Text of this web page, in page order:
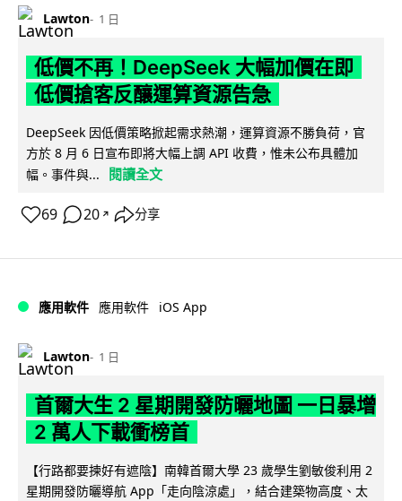
Lawton 1 日
低價不再！DeepSeek 大幅加價在即
低價搶客反釀運算資源告急
DeepSeek 因低價策略掀起需求熱潮，運算資源不勝負荷，官
方於 8 月 6 日宣布即將大幅上調 API 收費，惟未公布具體加
幅。事件與...
閱讀全文
69 20 ↗ 分享
應用軟件 應用軟件 iOS App
Lawton 1 日
首爾大生 2 星期開發防曬地圖 一日暴增
2 萬人下載衝榜首
【行路都要揀好有遮陰】南韓首爾大學 23 歲學生劉敏俊利用 2
星期開發防曬導航 App「走向陰涼處」，結合建築物高度、太